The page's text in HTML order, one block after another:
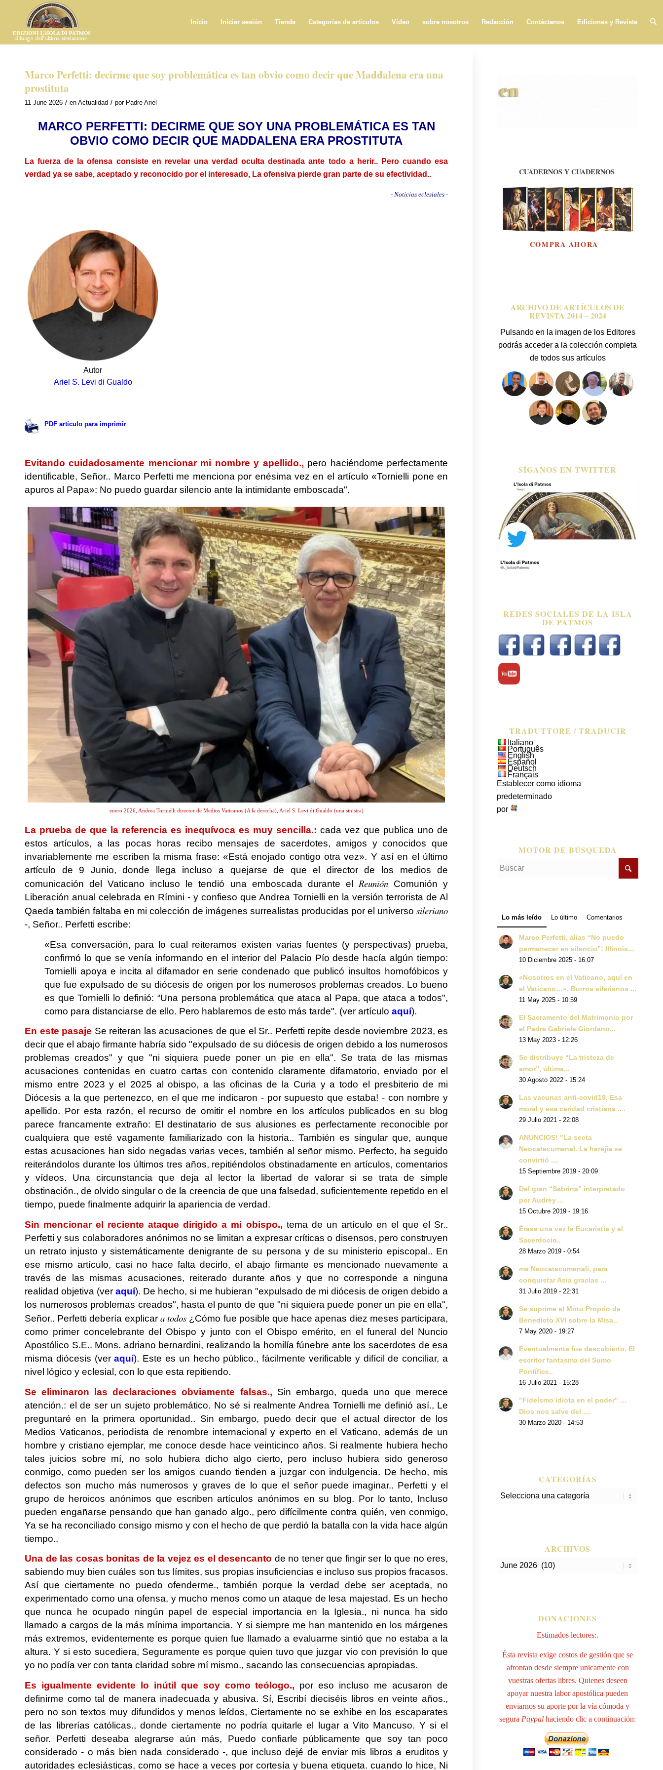
Inicio Iniciar sesión Tienda Categorías de artículos Vídeo sobre nosotros Redacción Contáctanos Ediciones y Revista
Marco Perfetti: decirme que soy problemática es tan obvio como decir que Maddalena era una
prostituta
11 June 2026 / en Actualidad / por Padre Ariel
MARCO PERFETTI: DECIRME QUE SOY UNA PROBLEMÁTICA ES TAN
OBVIO COMO DECIR QUE MADDALENA ERA PROSTITUTA
La fuerza de la ofensa consiste en revelar una verdad oculta destinada ante todo a herir.. Pero cuando esa
verdad ya se sabe, aceptado y reconocido por el interesado, La ofensiva pierde gran parte de su efectividad..
- Noticias eclesiales -
Autor
Ariel S. Levi di Gualdo
PDF artículo para imprimir
Evitando cuidadosamente mencionar mi nombre y apellido., pero haciéndome perfectamente
identificable, Señor.. Marco Perfetti me menciona por enésima vez en el artículo «Tornielli pone en
apuros al Papa»: No puedo guardar silencio ante la intimidante emboscada".
enero 2026, Andrea Tornielli director de Medios Vaticanos (A la derecha), Ariel S. Levi di Gualdo (una sinistra)
La prueba de que la referencia es inequívoca es muy sencilla.: cada vez que publica uno de
estos artículos, a las pocas horas recibo mensajes de sacerdotes, amigos y conocidos que
invariablemente me escriben la misma frase: «Está enojado contigo otra vez». Y así en el último
artículo de 9 Junio, donde llega incluso a quejarse de que el director de los medios de
comunicación del Vaticano incluso le tendió una emboscada durante el Reunión Comunión y
Liberación anual celebrada en Rímini - y confieso que Andrea Tornielli en la versión terrorista de Al
Qaeda también faltaba en mi colección de imágenes surrealistas producidas por el universosileriano
-, Señor.. Perfetti escribe:
«Esa conversación, para lo cual reiteramos existen varias fuentes (y perspectivas) prueba,
confirmó lo que se venía informando en el interior del Palacio Pío desde hacía algún tiempo:
Tornielli apoya e incita al difamador en serie condenado que publicó insultos homofóbicos y
que fue expulsado de su diócesis de origen por los numerosos problemas creados. Lo bueno
es que Tornielli lo definió: “Una persona problemática que ataca al Papa, que ataca a todos",
como para distanciarse de ello. Pero hablaremos de esto más tarde". (ver artículo aquí).
En este pasaje Se reiteran las acusaciones de que el Sr.. Perfetti repite desde noviembre 2023, es
decir que el abajo firmante habría sido "expulsado de su diócesis de origen debido a los numerosos
problemas creados" y que "ni siquiera puede poner un pie en ella". Se trata de las mismas
acusaciones contenidas en cuatro cartas con contenido claramente difamatorio, enviado por el
mismo entre 2023 y el 2025 al obispo, a las oficinas de la Curia y a todo el presbiterio de mi
Diócesis a la que pertenezco, en el que me indicaron - por supuesto que estaba! - con nombre y
apellido. Por esta razón, el recurso de omitir el nombre en los artículos publicados en su blog
parece francamente extraño: El destinatario de sus alusiones es perfectamente reconocible por
cualquiera que esté vagamente familiarizado con la historia.. También es singular que, aunque
estas acusaciones han sido negadas varias veces, también al señor mismo. Perfecto, ha seguido
reiterándolos durante los últimos tres años, repitiéndolos obstinadamente en artículos, comentarios
y vídeos. Una circunstancia que deja al lector la libertad de valorar si se trata de simple
obstinación., de olvido singular o de la creencia de que una falsedad, suficientemente repetido en el
tiempo, puede finalmente adquirir la apariencia de verdad.
Sin mencionar el reciente ataque dirigido a mi obispo., tema de un artículo en el que el Sr..
Perfetti y sus colaboradores anónimos no se limitan a expresar críticas o disensos, pero construyen
un retrato injusto y sistemáticamente denigrante de su persona y de su ministerio episcopal.. En
ese mismo artículo, casi no hace falta decirlo, el abajo firmante es mencionado nuevamente a
través de las mismas acusaciones, reiterado durante años y que no corresponde a ninguna
realidad objetiva (veraquí). De hecho, si me hubieran "expulsado de mi diócesis de origen debido a
los numerosos problemas creados", hasta el punto de que "ni siquiera puede poner un pie en ella",
Señor.. Perfetti debería explicar a todos ¿Cómo fue posible que hace apenas diez meses participara,
como primer concelebrante del Obispo y junto con el Obispo emérito, en el funeral del Nuncio
Apostólico S.E.. Mons. adriano bernardini, realizando la homilía fúnebre ante los sacerdotes de esa
misma diócesis (veraquí). Este es un hecho público., fácilmente verificable y difícil de conciliar, a
nivel lógico y eclesial, con lo que esta repitiendo.
Se eliminaron las declaraciones obviamente falsas., Sin embargo, queda uno que merece
atención.: el de ser un sujeto problemático. No sé si realmente Andrea Tornielli me definió así., Le
preguntaré en la primera oportunidad.. Sin embargo, puedo decir que el actual director de los
Medios Vaticanos, periodista de renombre internacional y experto en el Vaticano, además de un
hombre y cristiano ejemplar, me conoce desde hace veinticinco años. Si realmente hubiera hecho
tales juicios sobre mí, no solo hubiera dicho algo cierto, pero incluso hubiera sido generoso
conmigo, como pueden ser los amigos cuando tienden a juzgar con indulgencia. De hecho, mis
defectos son mucho más numerosos y graves de lo que el señor puede imaginar.. Perfetti y el
grupo de heroicos anónimos que escriben artículos anónimos en su blog. Por lo tanto, Incluso
pueden engañarse pensando que han ganado algo., pero difícilmente contra quién, ven conmigo,
Ya se ha reconciliado consigo mismo y con el hecho de que perdió la batalla con la vida hace algún
tiempo..
Una de las cosas bonitas de la vejez es el desencanto de no tener que fingir ser lo que no eres,
sabiendo muy bien cuáles son tus límites, sus propias insuficiencias e incluso sus propios fracasos.
Así que ciertamente no puedo ofenderme., también porque la verdad debe ser aceptada, no
experimentado como una ofensa, y mucho menos como un ataque de lesa majestad. Es un hecho
que nunca he ocupado ningún papel de especial importancia en la Iglesia., ni nunca ha sido
llamado a cargos de la más mínima importancia. Y si siempre me han mantenido en los márgenes
más extremos, evidentemente es porque quien fue llamado a evaluarme sintió que no estaba a la
altura. Y si esto sucediera, Seguramente es porque quien tuvo que juzgar vio con previsión lo que
yo no podía ver con tanta claridad sobre mí mismo., sacando las consecuencias apropiadas.
Es igualmente evidente lo inútil que soy como teólogo., por eso incluso me acusaron de
definirme como tal de manera inadecuada y abusiva. Sí, Escribí dieciséis libros en veinte años.,
pero no son textos muy difundidos y menos leídos, Ciertamente no se exhibe en los escaparates
de las librerías católicas., donde ciertamente no podría quitarle el lugar a Vito Mancuso. Y si el
señor. Perfetti deseaba alegrarse aún más, Puedo confiarle públicamente que soy tan poco
considerado - o más bien nada considerado -, que incluso dejé de enviar mis libros a eruditos y
autoridades eclesiásticas, como se hace a veces por cortesía y buena etiqueta. cuando lo hice, Ni
CUADERNOS Y CUADERNOS
COMPRA AHORA
ARCHIVO DE ARTÍCULOS DE
REVISTA 2014 – 2024
Pulsando en la imagen de los Editores
podrás acceder a la colección completa
de todos sus artículos
SÍGANOS EN TWITTER
REDES SOCIALES DE LA ISLA
DE PATMOS
TRADUTTORE / TRADUCIR
Italiano
Português
English
Español
Deutsch
Français
Establecer como idioma
predeterminado
por
MOTOR DE BÚSQUEDA
Lo más leído Lo último Comentarios
Marco Perfetti, alias “No puedo
permanecer en silencio”: Illinois...
10 Diciembre 2025 - 16:07
«Nosotros en el Vaticano, aquí en
el Vaticano…». Burros silerianos ...
11 May 2025 - 10:59
El Sacramento del Matrimonio por
el Padre Gabriele Giordano...
13 May 2023 - 12:26
Se distribuye “La tristeza de
amor”, última...
30 Agosto 2022 - 15:24
Las vacunas anti-covid19. Esa
moral y esa caridad cristiana ....
29 Julio 2021 - 22:08
ANUNCIOS! "La secta
Neocatecumenal. La herejía se
convirtió ....
15 Septiembre 2019 - 20:09
Del gran “Sabrina” interpretado
por Audrey ...
15 Octubre 2019 - 19:16
Érase una vez la Eucaristía y el
Sacerdocio..
28 Marzo 2019 - 0:54
me Neocatecumenali, para
conquistar Asia gracias ...
31 Julio 2019 - 22:31
Se suprime el Motu Proprio de
Benedicto XVI sobre la Misa..
7 May 2020 - 19:27
Eventualmente fue descubierto. El
escritor fantasma del Sumo
Pontífice..
16 Julio 2021 - 15:28
"Fideísmo idiota en el poder" …
Dios nos salve del ....
30 Marzo 2020 - 14:53
CATEGORÍAS
Categorías
ARCHIVOS
DONACIONES
Estimados lectores:.
Ésta revista exige costos de gestión que se
afrontan desde siempre unicamente con
vuestras ofertas libres. Quienes deseen
apoyar nuestra labor apostólica pueden
enviarnos su aporte por la vía cómoda y
segura Paypal haciendo clic a continuación: